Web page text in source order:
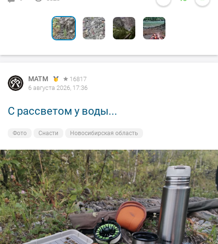
MATM
16817
6 августа 2026, 17:36
С рассветом у воды...
Фото Снасти Новосибирская область